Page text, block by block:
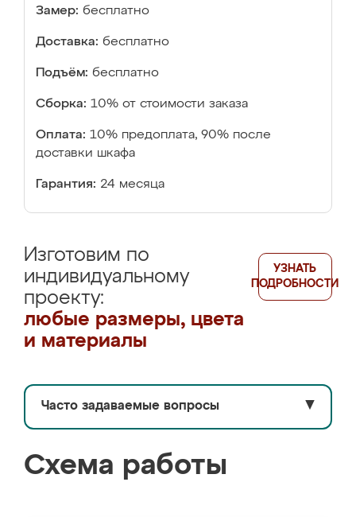
Замер: бесплатно
Доставка: бесплатно
Подъём: бесплатно
Сборка: 10% от стоимости заказа
Оплата: 10% предоплата, 90% после
доставки шкафа
Гарантия: 24 месяца
Изготовим по
индивидуальному
проекту:
любые размеры, цвета
и материалы
УЗНАТЬ
ПОДРОБНОСТИ
Часто задаваемые вопросы ▼
Схема работы